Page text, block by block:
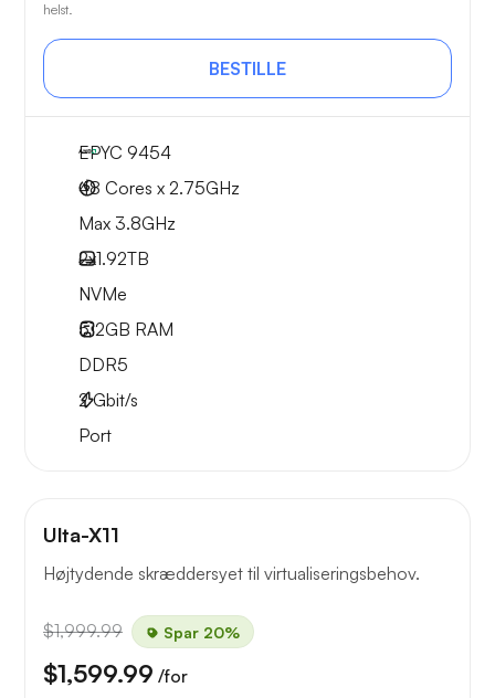
helst.
BESTILLE
EPYC 9454
48 Cores x 2.75GHz
Max 3.8GHz
2x1.92TB
NVMe
512GB RAM
DDR5
2Gbit/s
Port
Ulta-X11
Højtydende skræddersyet til virtualiseringsbehov.
$1,999.99 Spar 20%
$1,599.99 /for